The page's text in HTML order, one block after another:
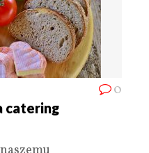
0
catering